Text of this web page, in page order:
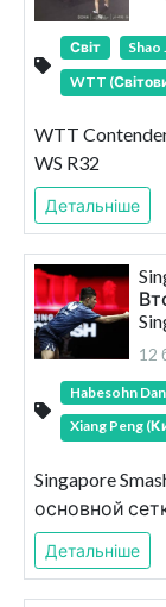
Світ
WTT
WTT
WS R32
Детальніше
12
Habesohn
Xiang Peng
Singapore
основной
Детальніше